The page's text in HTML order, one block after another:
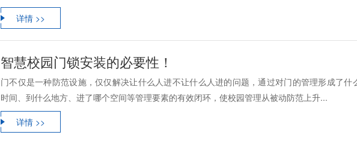
详情 >>
智慧校园门锁安装的必要性！
门不仅是一种防范设施，仅仅解决让什么人进不让什么人进的问题，通过对门的管理形成了什
时间、到什么地方、进了哪个空间等管理要素的有效闭环，使校园管理从被动防范上升...
详情 >>